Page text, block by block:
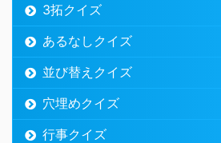
3拓クイズ
あるなしクイズ
並び替えクイズ
穴埋めクイズ
行事クイズ